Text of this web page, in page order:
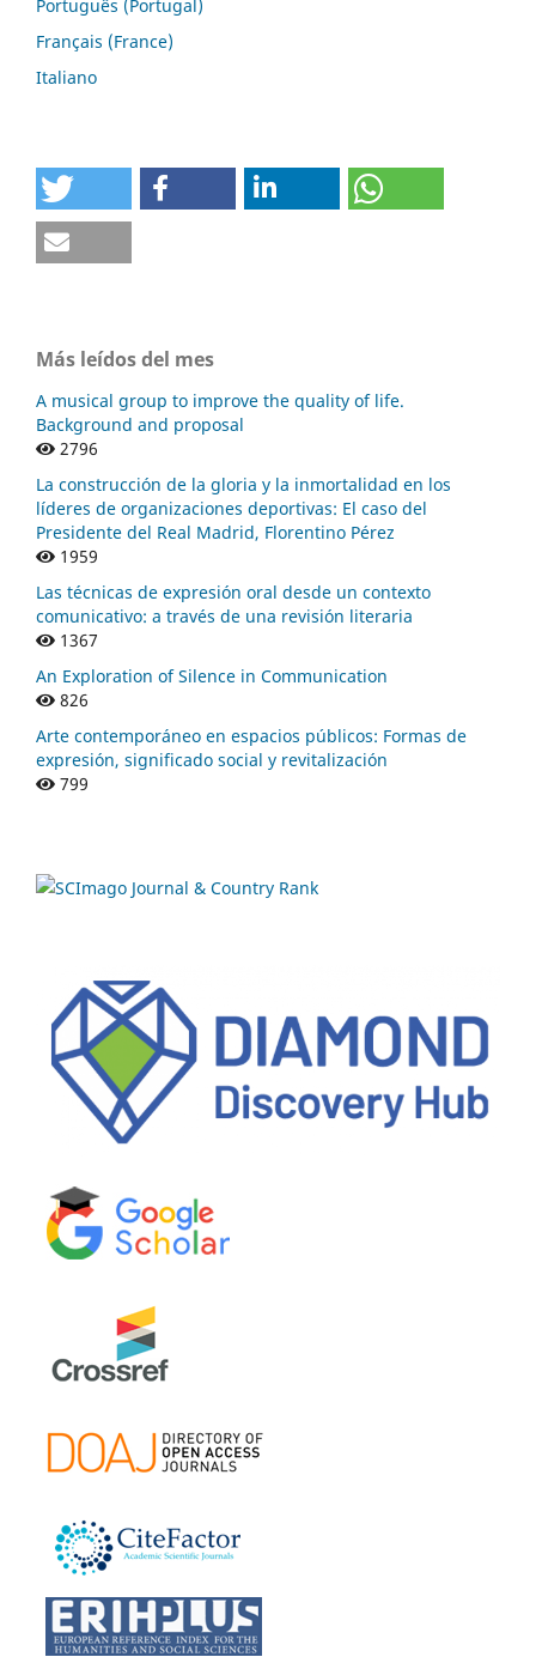
Português (Portugal)
Français (France)
Italiano
Más leídos del mes
A musical group to improve the quality of life.
Background and proposal
2796
La construcción de la gloria y la inmortalidad en los
líderes de organizaciones deportivas: El caso del
Presidente del Real Madrid, Florentino Pérez
1959
Las técnicas de expresión oral desde un contexto
comunicativo: a través de una revisión literaria
1367
An Exploration of Silence in Communication
826
Arte contemporáneo en espacios públicos: Formas de
expresión, significado social y revitalización
799